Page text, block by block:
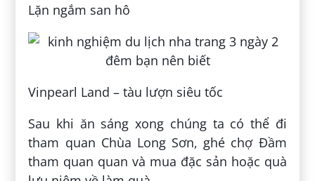
Lặn ngắm san hô
Vinpearl Land – tàu lượn siêu tốc
Sau khi ăn sáng xong chúng ta có thể đi
tham quan Chùa Long Sơn, ghé chợ Đầm
tham quan quan và mua đặc sản hoặc quà